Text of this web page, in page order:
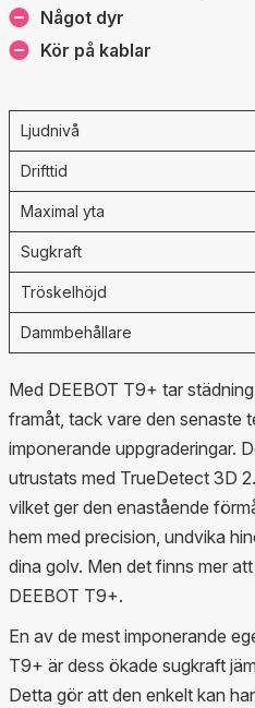
Något dyr
Kör på kablar
Ljudnivå
Drifttid
Maximal yta
Sugkraft
Tröskelhöjd
Dammbehållare
Med DEEBOT T9+ tar
framåt, tack vare den senaste
imponerande uppgraderingar.
utrustats med TrueDetect 3D
vilket ger den enastående
hem med precision, undvika
dina golv. Men det finns mer
DEEBOT T9+.
En av de mest imponerande
T9+ är dess ökade sugkraft
Detta gör att den enkelt kan